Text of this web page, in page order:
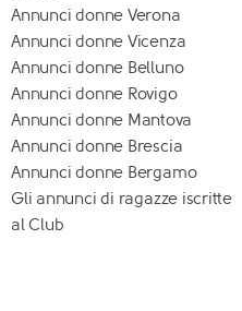
Annunci donne Verona
Annunci donne Vicenza
Annunci donne Belluno
Annunci donne Rovigo
Annunci donne Mantova
Annunci donne Brescia
Annunci donne Bergamo
Gli annunci di ragazze iscritte
al Club